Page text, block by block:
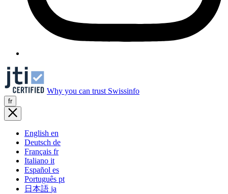
Why you can trust Swissinfo
fr
English en
Deutsch de
Français fr
Italiano it
Español es
Português pt
日本語 ja